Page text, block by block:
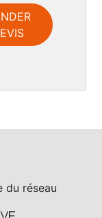
du réseau